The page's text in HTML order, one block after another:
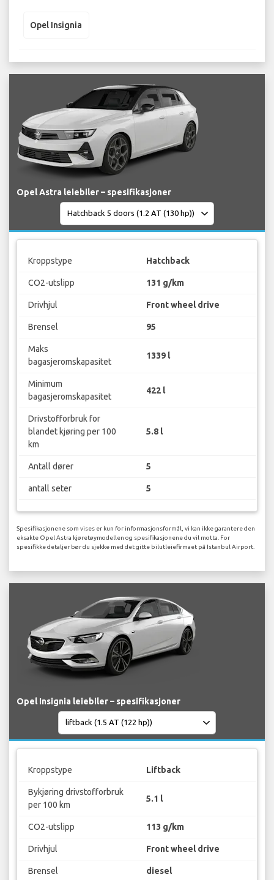
Opel Insignia
Opel Astra leiebiler – spesifikasjoner
Kroppstype Hatchback
CO2-utslipp 131 g/km
Drivhjul Front wheel drive
Brensel 95
Maks
bagasjeromskapasitet
1339 l
Minimum
bagasjeromskapasitet
422 l
Drivstofforbruk for
blandet kjøring per 100
km
5.8 l
Antall dører 5
antall seter 5
Spesifikasjonene som vises er kun for informasjonsformål, vi kan ikke garantere den
eksakte Opel Astra kjøretøymodellen og spesifikasjonene du vil motta. For
spesifikke detaljer bør du sjekke med det gitte bilutleiefirmaet på Istanbul Airport.
Opel Insignia leiebiler – spesifikasjoner
Kroppstype Liftback
Bykjøring drivstofforbruk
per 100 km
5.1 l
CO2-utslipp 113 g/km
Drivhjul Front wheel drive
Brensel diesel